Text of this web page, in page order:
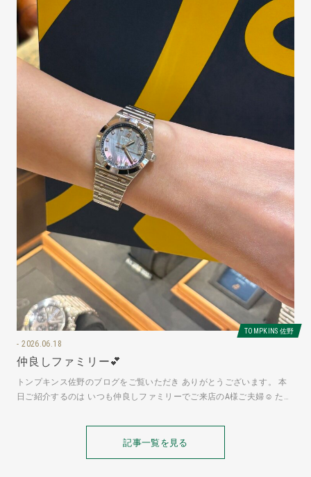
TOMPKINS 佐野
2026.06.18
仲良しファミリー💕
トンプキンス佐野のブログをご覧いただき ありがとうございます。 本
日ご紹介するのは いつも仲良しファミリーでご来店のA様ご夫婦☺ たく
記事一覧を見る